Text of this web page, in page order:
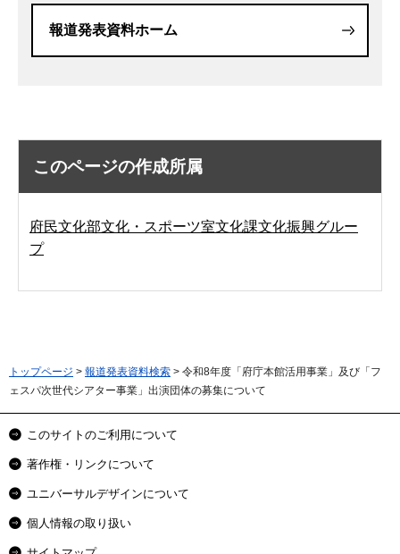
報道発表資料ホーム
このページの作成所属
府民文化部文化・スポーツ室文化課文化振興グルー
プ
トップページ > 報道発表資料検索 > 令和8年度「府庁本館活用事業」及び「フ
ェスパ次世代シアター事業」出演団体の募集について
このサイトのご利用について
著作権・リンクについて
ユニバーサルデザインについて
個人情報の取り扱い